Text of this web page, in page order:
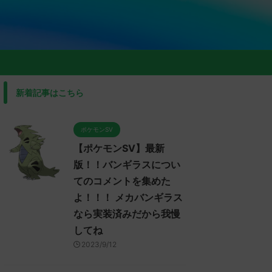
新着記事はこちら
ポケモンSV
【ポケモンSV】最新
版！！バンギラスについ
てのコメントを集めた
よ！！！ メカバンギラス
なら実装済みだから我慢
してね
2023/9/12